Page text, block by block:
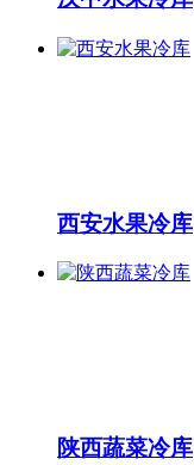
西安水果冷库
陕西蔬菜冷库